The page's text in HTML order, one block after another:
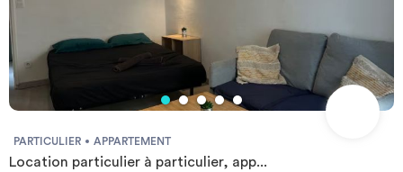
PARTICULIER APPARTEMENT
Location particulier à particulier, app...